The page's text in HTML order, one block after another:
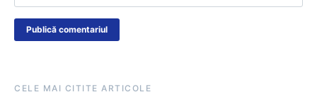
CELE MAI CITITE ARTICOLE